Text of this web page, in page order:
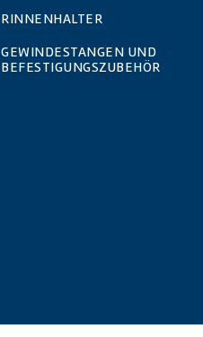
RINNENHALTER
GEWINDESTANGEN UND
BEFESTIGUNGSZUBEHÖR